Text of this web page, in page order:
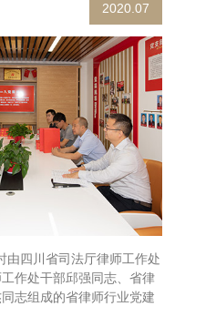
2020.07
四川省司法厅律师工作处
作处干部邱强同志、省律
志组成的省律师行业党建